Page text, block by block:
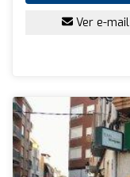
Ver e-mail